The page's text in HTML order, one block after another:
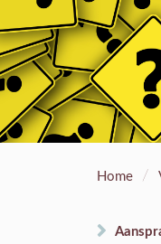
Home /